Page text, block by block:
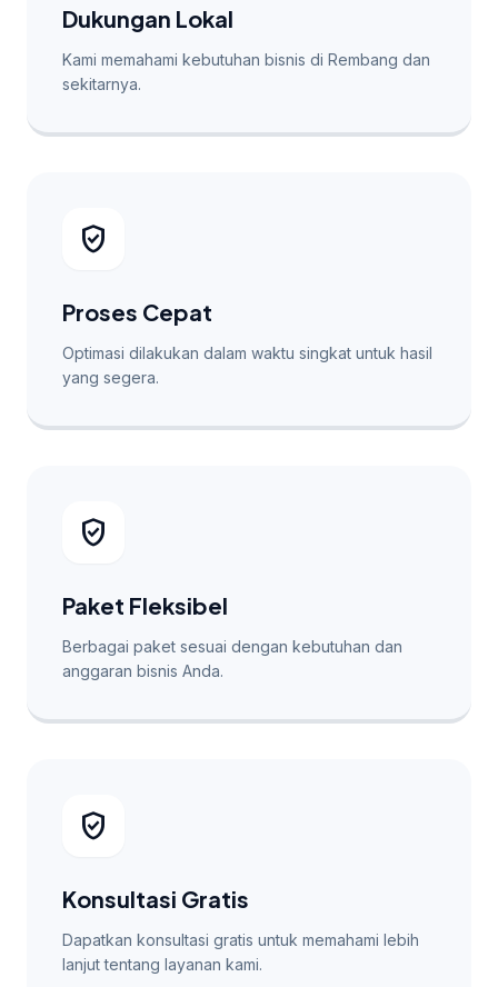
Dukungan Lokal
Kami memahami kebutuhan bisnis di Rembang dan
sekitarnya.
verified_user
Proses Cepat
Optimasi dilakukan dalam waktu singkat untuk hasil
yang segera.
verified_user
Paket Fleksibel
Berbagai paket sesuai dengan kebutuhan dan
anggaran bisnis Anda.
verified_user
Konsultasi Gratis
Dapatkan konsultasi gratis untuk memahami lebih
lanjut tentang layanan kami.